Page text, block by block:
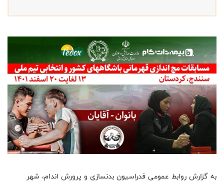
به گزارش روابط عمومی فدراسیون بدنسازی و پرورش اندام، شهر